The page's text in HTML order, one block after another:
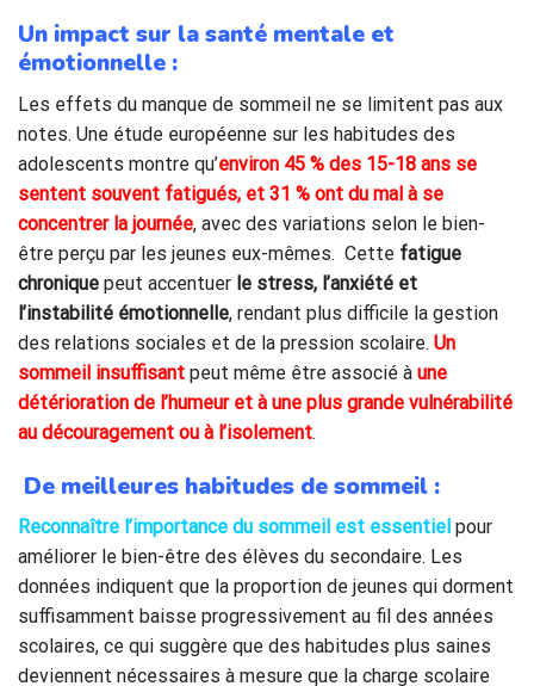
Un impact sur la santé mentale et
émotionnelle :
Les effets du manque de sommeil ne se limitent pas aux
notes. Une étude européenne sur les habitudes des
adolescents montre qu’environ 45 % des 15-18 ans se
sentent souvent fatigués, et 31 % ont du mal à se
concentrer la journée, avec des variations selon le bien-
être perçu par les jeunes eux-mêmes. Cette fatigue
chronique peut accentuer le stress, l’anxiété et
l’instabilité émotionnelle, rendant plus difficile la gestion
des relations sociales et de la pression scolaire. Un
sommeil insuffisant peut même être associé à une
détérioration de l’humeur et à une plus grande vulnérabilité
au découragement ou à l’isolement.
De meilleures habitudes de sommeil :
Reconnaître l’importance du sommeil est essentiel pour
améliorer le bien-être des élèves du secondaire. Les
données indiquent que la proportion de jeunes qui dorment
suffisamment baisse progressivement au fil des années
scolaires, ce qui suggère que des habitudes plus saines
deviennent nécessaires à mesure que la charge scolaire